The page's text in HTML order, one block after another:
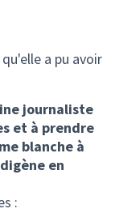
a pu avoir
journaliste
et à prendre
blanche à
en
: